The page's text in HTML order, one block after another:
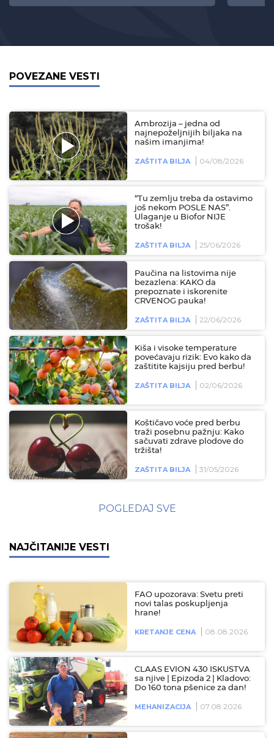
POVEZANE VESTI
Ambrozija – jedna od
najnepoželjnijih biljaka na
našim imanjima!
ZAŠTITA BILJA 04/08/2026
“Tu zemlju treba da ostavimo
još nekom POSLE NAS”.
Ulaganje u Biofor NIJE
trošak!
ZAŠTITA BILJA 25/06/2026
Paučina na listovima nije
bezazlena: KAKO da
prepoznate i iskorenite
CRVENOG pauka!
ZAŠTITA BILJA 22/06/2026
Kiša i visoke temperature
povećavaju rizik: Evo kako da
zaštitite kajsiju pred berbu!
ZAŠTITA BILJA 02/06/2026
Koštičavo voće pred berbu
traži posebnu pažnju: Kako
sačuvati zdrave plodove do
tržišta!
ZAŠTITA BILJA 31/05/2026
POGLEDAJ SVE
NAJČITANIJE VESTI
FAO upozorava: Svetu preti
novi talas poskupljenja
hrane!
KRETANJE CENA 08.08.2026
CLAAS EVION 430 ISKUSTVA
sa njive | Epizoda 2 | Kladovo:
Do 160 tona pšenice za dan!
MEHANIZACIJA 07.08.2026